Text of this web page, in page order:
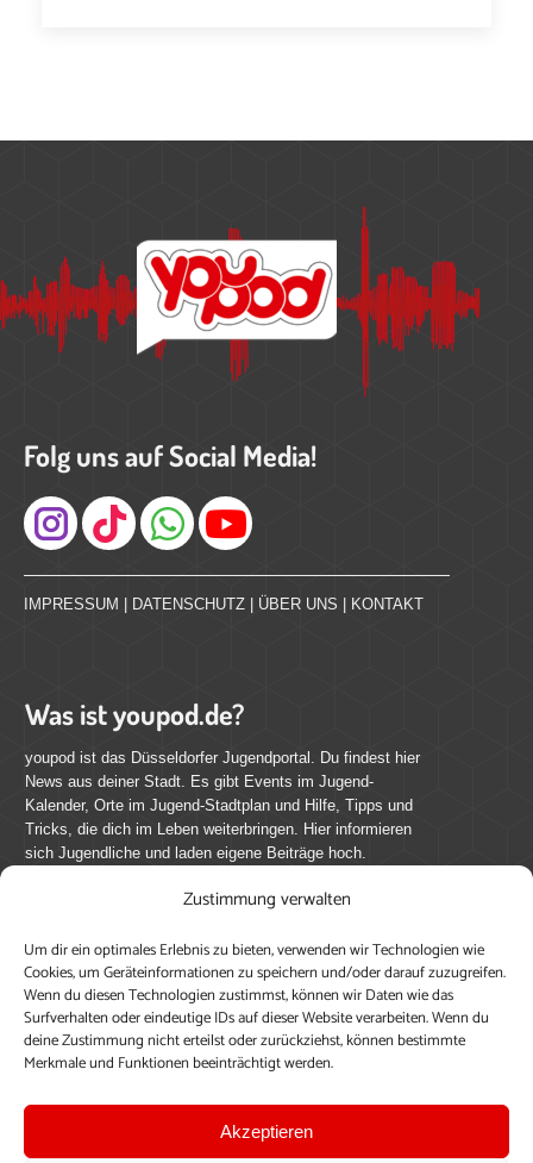
Zustimmung verwalten
Um dir ein optimales Erlebnis zu bieten, verwenden wir Technologien wie
Cookies, um Geräteinformationen zu speichern und/oder darauf zuzugreifen.
Wenn du diesen Technologien zustimmst, können wir Daten wie das
Surfverhalten oder eindeutige IDs auf dieser Website verarbeiten. Wenn du
deine Zustimmung nicht erteilst oder zurückziehst, können bestimmte
Merkmale und Funktionen beeinträchtigt werden.
Akzeptieren
Folg uns auf Social Media!
Instagram
IMPRESSUM DATENSCHUTZ ÜBER UNS KONTAKT
Was ist youpod.de?
youpod ist das Düsseldorfer Jugendportal. Du findest hier
News aus deiner Stadt. Es gibt Events im Jugend-
Kalender, Orte im Jugend-Stadtplan und Hilfe, Tipps und
Tricks, die dich im Leben weiterbringen. Hier informieren
sich Jugendliche und laden eigene Beiträge hoch.
Mach mit bei youpod.de!
youpod.de lebt von Menschen wie dir. Sammel
journalistische Erfahrung, teile deine Perspektive und
veröffentliche deine Beiträge auf youpod.de.Du musst
dich anmelden, um alle Funktionen nutzen zu können, ein
Profil anzulegen, eigene Beiträge hochzuladen und zu
Einloggen